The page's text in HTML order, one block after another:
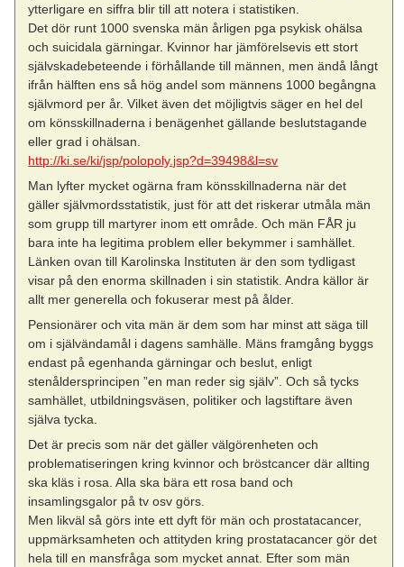
ytterligare en siffra blir till att notera i statistiken.
Det dör runt 1000 svenska män årligen pga psykisk ohälsa
och suicidala gärningar. Kvinnor har jämförelsevis ett stort
självskadebeteende i förhållande till männen, men ändå långt
ifrån hälften ens så hög andel som männens 1000 begångna
självmord per år. Vilket även det möjligtvis säger en hel del
om könsskillnaderna i benägenhet gällande beslutstagande
eller grad i ohälsan.
http://ki.se/ki/jsp/polopoly.jsp?d=39498&l=sv
Man lyfter mycket ogärna fram könsskillnaderna när det
gäller självmordsstatistik, just för att det riskerar utmåla män
som grupp till martyrer inom ett område. Och män FÅR ju
bara inte ha legitima problem eller bekymmer i samhället.
Länken ovan till Karolinska Instituten är den som tydligast
visar på den enorma skillnaden i sin statistik. Andra källor är
allt mer generella och fokuserar mest på ålder.
Pensionärer och vita män är dem som har minst att säga till
om i självändamål i dagens samhälle. Mäns framgång byggs
endast på egenhanda gärningar och beslut, enligt
stenåldersprincipen ”en man reder sig själv”. Och så tycks
samhället, utbildningsväsen, politiker och lagstiftare även
själva tycka.
Det är precis som när det gäller välgörenheten och
problematiseringen kring kvinnor och bröstcancer där allting
ska kläs i rosa. Alla ska bära ett rosa band och
insamlingsgalor på tv osv görs.
Men likväl så görs inte ett dyft för män och prostatacancer,
uppmärksamheten och attityden kring prostatacancer gör det
hela till en mansfråga som mycket annat. Efter som män